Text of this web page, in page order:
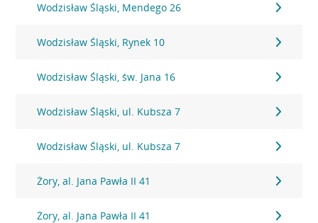
Wodzisław Śląski, Mendego 26
Wodzisław Śląski, Rynek 10
Wodzisław Śląski, św. Jana 16
Wodzisław Śląski, ul. Kubsza 7
Wodzisław Śląski, ul. Kubsza 7
Żory, al. Jana Pawła II 41
Żory, al. Jana Pawła II 41